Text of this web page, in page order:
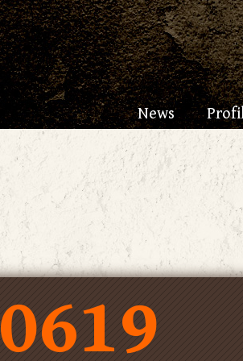
News
0619